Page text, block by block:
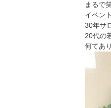
まるで
イベン
30年サ
20代の
何てあ